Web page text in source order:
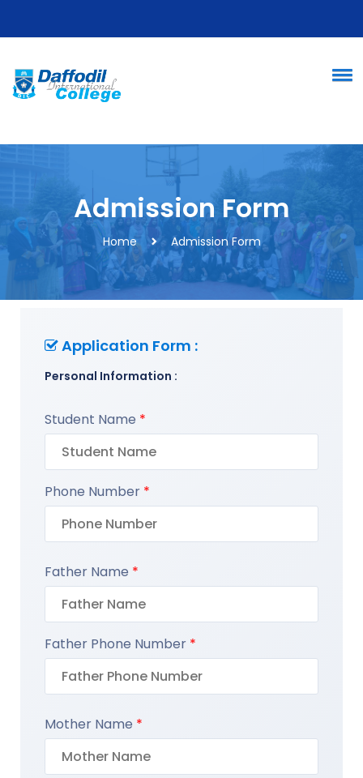
Admission Form
Home Admission Form
Application Form :
Personal Information :
Student Name *
Phone Number *
Father Name *
Father Phone Number *
Mother Name *